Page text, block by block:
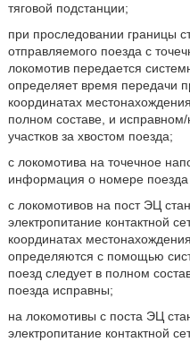
тяговой подстанции;
при проследовании границы
отправляемого поезда с
локомотив передается
определяет время передачи
координатах
полном составе, и
участков за хвостом поезда;
с локомотива на точечное
информация о номере поезда
с локомотивов на пост ЭЦ
электропитание контактной
координатах
определяются с помощью
поезд следует в полном
поезда исправны;
на локомотивы с поста ЭЦ
электропитание контактной